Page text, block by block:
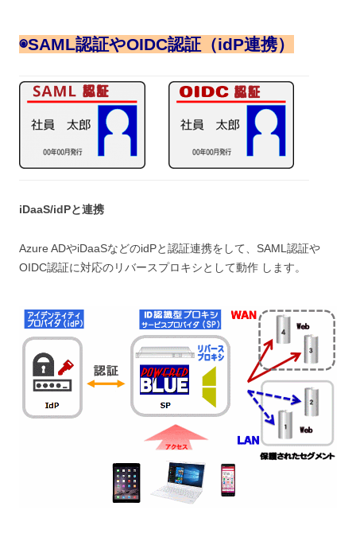
◉SAML認証やOIDC認証（idP連携）
iDaaS/idPと連携
Azure ADやiDaaSなどのidPと認証連携をして、SAML認証や
OIDC認証に対応のリバースプロキシとして動作 します。